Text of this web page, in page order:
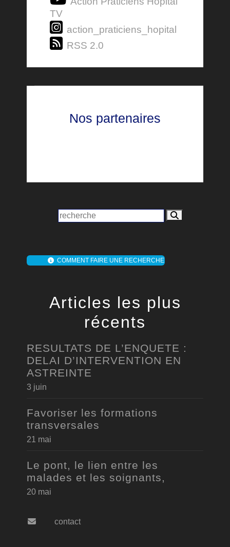
TV
action_praticiens_hopital
RSS 2.0
Nos partenaires
COMMENT FAIRE UNE RECHERCHE
Articles les plus
récents
RESULTATS DE L’ENQUETE :
DELAI D’INTERVENTION EN
ASTREINTE
3 juin
Favoriser les formations
transversales
21 mai
Le pont, le lien entre les
malades et les soignants,
20 mai
contact